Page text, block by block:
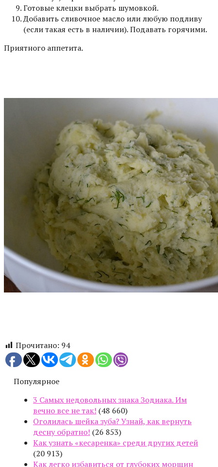
Готовые клецки выбрать шумовкой.
Добавить сливочное масло или любую подливу
(если такая есть в наличии). Подавать горячими.
Приятного аппетита.
Прочитано: 94
Популярное
3 Самых недовольных знака Зодиака. Им
вечно все не так! (48 660)
Оголилась шейка зуба? Узнай, как вернуть
десну обратно! (26 853)
Как узнать «кесаренка» среди других детей
(20 913)
Как легко избавиться от глубоких морщин